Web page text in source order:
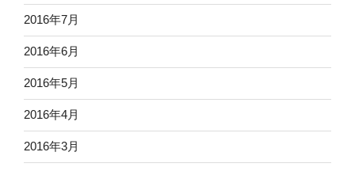
2016年7月
2016年6月
2016年5月
2016年4月
2016年3月